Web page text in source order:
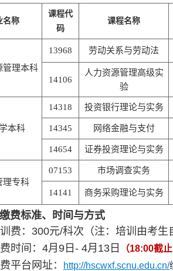
名称
课程代
码
课程名称
管理本科
13968 劳动关系与劳动法
14106
人力资源管理高级实
验
本科
14318 投资银行理论与实务
14345 网络金融与支付
14654 证券投资理论与实务
理专科
07153 市场调查实务
14141 商务采购理论与实务
缴费标准、时间与方式
费： 300元/科次（注：培训由考生
时间： 4月 9 日 - 4月 13 日 （18:00截止
平台网址： http://hscwxf.scnu.edu.cn/